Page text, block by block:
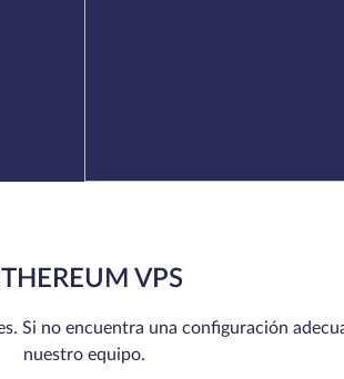
VPS
Si no encuentra una configuración
nuestro equipo.